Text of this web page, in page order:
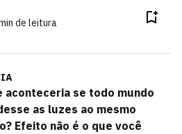
de leitura
aconteceria se todo mundo
as luzes ao mesmo
Efeito não é o que você